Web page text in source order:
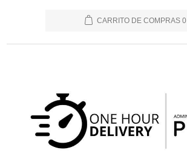
CARRITO DE COMPRAS 0